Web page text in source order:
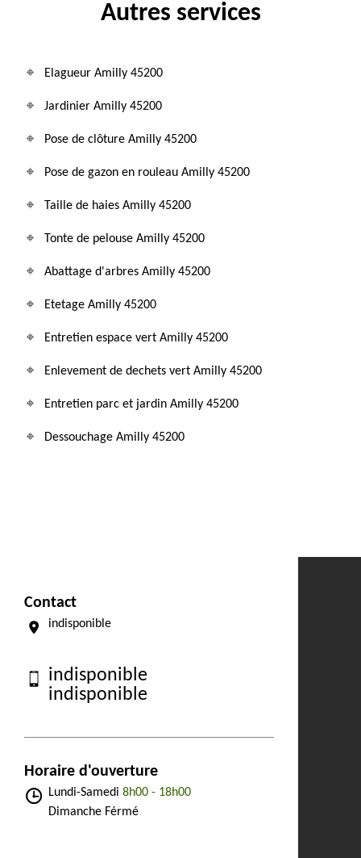
Autres services
Elagueur Amilly 45200
Jardinier Amilly 45200
Pose de clôture Amilly 45200
Pose de gazon en rouleau Amilly 45200
Taille de haies Amilly 45200
Tonte de pelouse Amilly 45200
Abattage d'arbres Amilly 45200
Etetage Amilly 45200
Entretien espace vert Amilly 45200
Enlevement de dechets vert Amilly 45200
Entretien parc et jardin Amilly 45200
Dessouchage Amilly 45200
Contact
indisponible
indisponible
indisponible
Horaire d'ouverture
Lundi-Samedi 8h00 - 18h00
Dimanche Férmé